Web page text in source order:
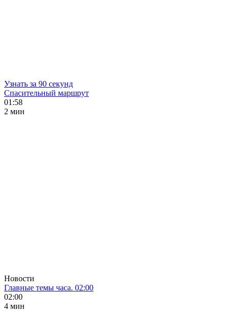
Узнать за 90 секунд
Спасительный маршрут
01:58
2 мин
Новости
Главные темы часа. 02:00
02:00
4 мин